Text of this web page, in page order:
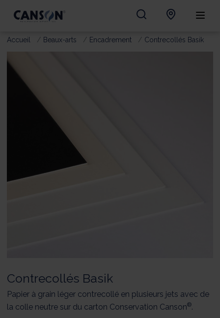
Accueil Beaux-arts Encadrement Contrecollés Basik
Contrecollés Basik
Papier à grain léger contrecollé en plusieurs jets avec de
la colle neutre sur du carton Conservation Canson®.